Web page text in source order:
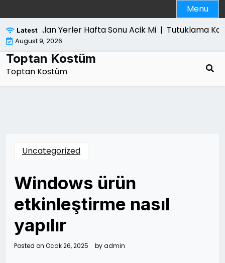
to
content
Menu
LatestAlan Yerler Hafta Sonu Acik Mi |Tutuklama Karari
August 9, 2026
Toptan Kostüm
Toptan Kostüm
Uncategorized
Windows ürün
etkinleştirme nasıl
yapılır
Posted on Ocak 26, 2025 byadmin